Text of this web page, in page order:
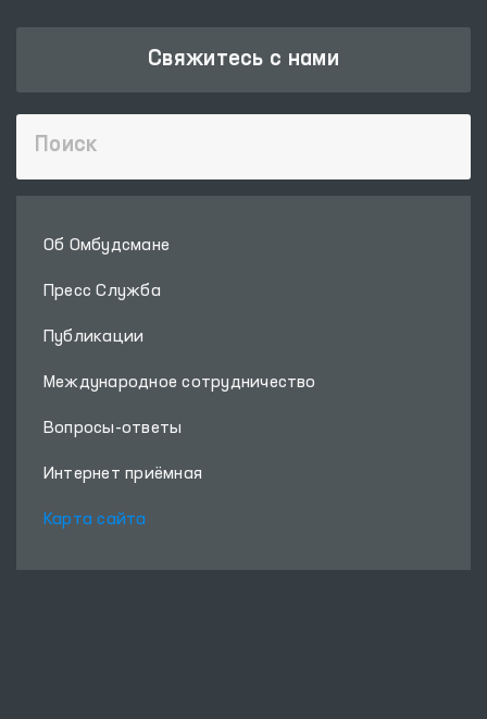
Свяжитесь с нами
Об Омбудсмане
Пресс Служба
Публикации
Международное сотрудничество
Вопросы-ответы
Интернет приёмная
Карта сайта